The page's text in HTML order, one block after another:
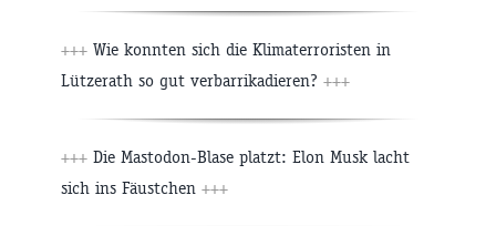
+++ Wie konnten sich die Klimaterroristen in
Lützerath so gut verbarrikadieren? +++
+++ Die Mastodon-Blase platzt: Elon Musk lacht
sich ins Fäustchen +++